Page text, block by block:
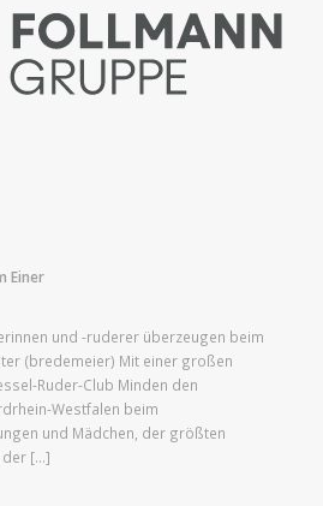
Einer
und -ruderer überzeugen beim
(bredemeier) Mit einer großen
Ruder-Club Minden den
Westfalen beim
und Mädchen, der größten
der […]